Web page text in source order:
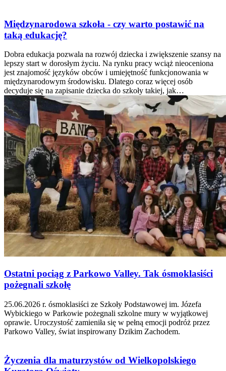
Międzynarodowa szkoła - czy warto postawić na
taką edukację?
Dobra edukacja pozwala na rozwój dziecka i zwiększenie szansy na
lepszy start w dorosłym życiu. Na rynku pracy wciąż nieoceniona
jest znajomość języków obców i umiejętność funkcjonowania w
międzynarodowym środowisku. Dlatego coraz więcej osób
decyduje się na zapisanie dziecka do szkoły takiej, jak…
Ostatni pociąg z Parkowo Valley. Tak ósmoklasiści
pożegnali szkołę
25.06.2026 r. ósmoklasiści ze Szkoły Podstawowej im. Józefa
Wybickiego w Parkowie pożegnali szkolne mury w wyjątkowej
oprawie. Uroczystość zamieniła się w pełną emocji podróż przez
Parkowo Valley, świat inspirowany Dzikim Zachodem.
Życzenia dla maturzystów od Wielkopolskiego